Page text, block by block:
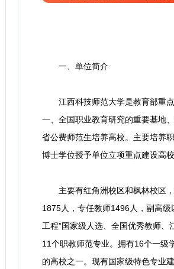
一、单位简介
江西科技师范大学是教育部重点
一、全国职业教育研究的重要基地
省公费师范生培养高校。主要培养
博士学位授予单位立项重点建设高校
主要有红角洲校区和枫林校区，
1875人，专任教师1496人，副高
工程”国家级人选、全国优秀教师
11个职教师范专业。拥有16个一级
的高校之一。现有国家级特色专业